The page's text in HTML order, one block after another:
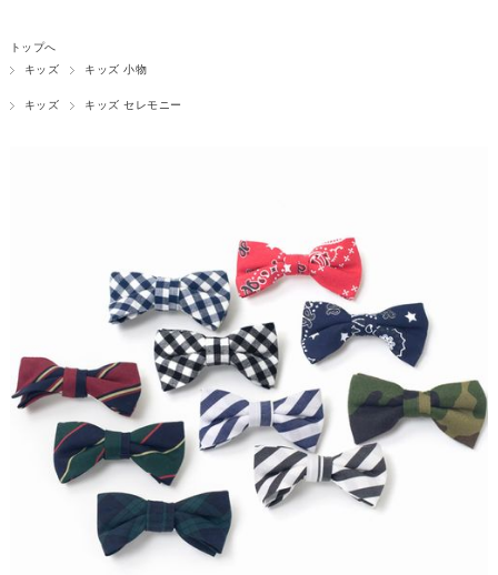
トップへ
キッズ
キッズ 小物
キッズ キッズ セレモニー